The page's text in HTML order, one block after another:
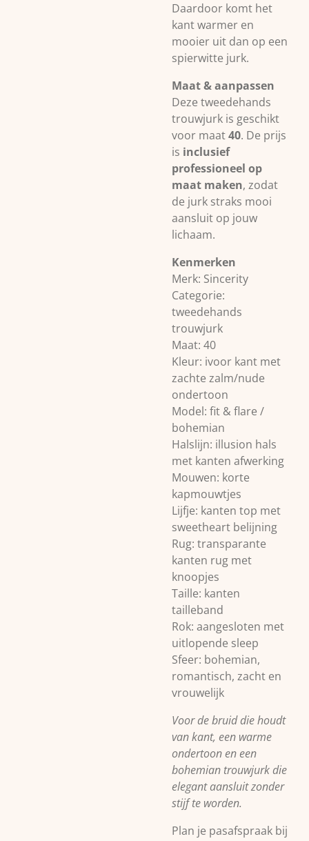
Daardoor komt het
kant warmer en
mooier uit dan op een
spierwitte jurk.
Maat & aanpassen
Deze tweedehands
trouwjurk is geschikt
voor maat40. De prijs
is inclusief
professioneel op
maat maken, zodat
de jurk straks mooi
aansluit op jouw
lichaam.
Kenmerken
Merk: Sincerity
Categorie:
tweedehands
trouwjurk
Maat: 40
Kleur: ivoor kant met
zachte zalm/nude
ondertoon
Model: fit & flare /
bohemian
Halslijn: illusion hals
met kanten afwerking
Mouwen: korte
kapmouwtjes
Lijfje: kanten top met
sweetheart belijning
Rug: transparante
kanten rug met
knoopjes
Taille: kanten
tailleband
Rok: aangesloten met
uitlopende sleep
Sfeer: bohemian,
romantisch, zacht en
vrouwelijk
Voor de bruid die houdt
van kant, een warme
ondertoon en een
bohemian trouwjurk die
elegant aansluit zonder
stijf te worden.
Plan je pasafspraak bij